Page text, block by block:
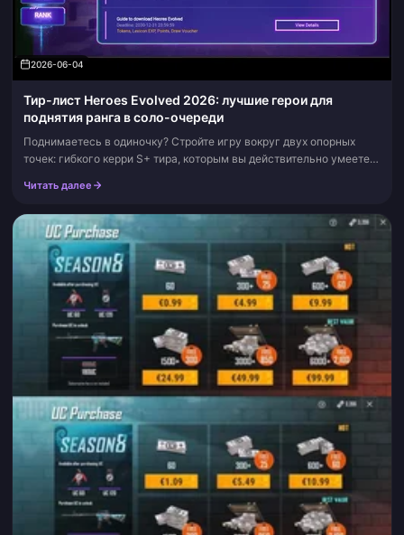
2026-06-04
Тир-лист Heroes Evolved 2026: лучшие герои для
поднятия ранга в соло-очереди
Поднимаетесь в одиночку? Стройте игру вокруг двух опорных
точек: гибкого керри S+ тира, которым вы действительно умеете
Crane. Если вы н...
Читать далее